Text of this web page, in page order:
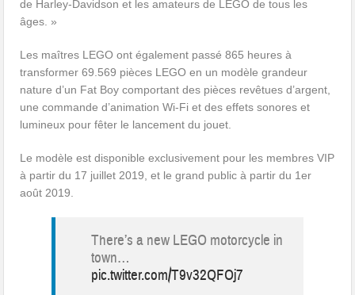
de Harley-Davidson et les amateurs de LEGO de tous les
âges. »
Les maîtres LEGO ont également passé 865 heures à
transformer 69.569 pièces LEGO en un modèle grandeur
nature d’un Fat Boy comportant des pièces revêtues d’argent,
une commande d’animation Wi-Fi et des effets sonores et
lumineux pour fêter le lancement du jouet.
Le modèle est disponible exclusivement pour les membres VIP
à partir du 17 juillet 2019, et le grand public à partir du 1er
août 2019.
There’s a new LEGO motorcycle in
town…
pic.twitter.com/T9v32QFOj7